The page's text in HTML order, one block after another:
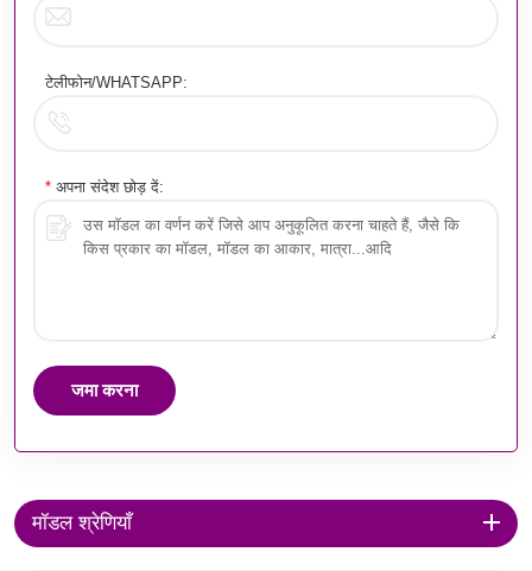
टेलीफोन/WHATSAPP:
* अपना संदेश छोड़ दें:
जमा करना
मॉडल श्रेणियाँ